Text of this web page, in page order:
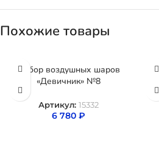
Похожие товары
Набор воздушных шаров
«Девичник» №8
Артикул: 15332
6 780 ₽